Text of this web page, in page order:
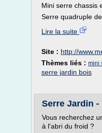
Mini serre chassis
Serre quadruple
Lire la suite
Site : http://
Thèmes liés : mini
serre jardin bois
Serre Jardin -
Vous recherchez
à l'abri du froid ?